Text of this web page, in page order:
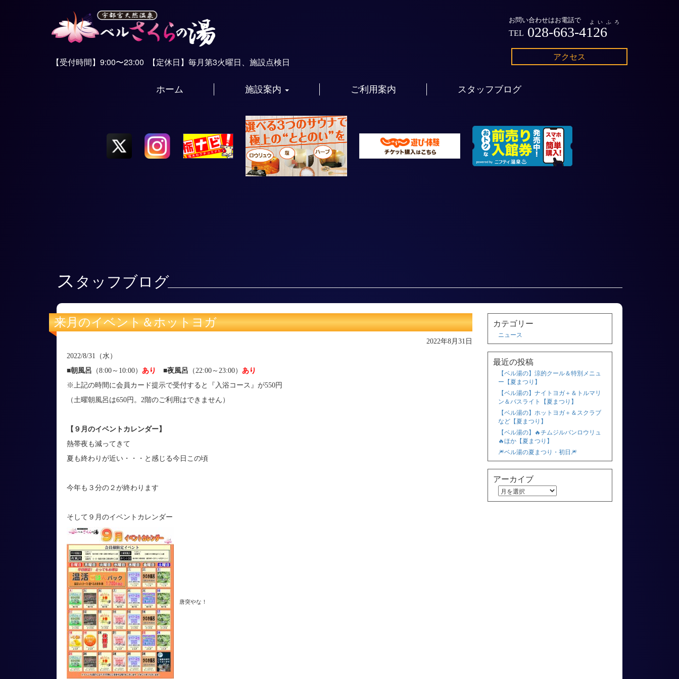
【受付時間】9:00〜23:00 【定休日】毎月第3火曜日、施設点検日 アクセス
お問い合わせはお電話で よいふろ
TEL 028-663-4126
ホーム 施設案内 ご利用案内 スタッフブログ
ス タッフブログ
来月のイベント＆ホットヨガ
2022年8月31日
2022/8/31（水）
■朝風呂 （8:00～10:00） あり ■夜風呂 （22:00～23:00） あり
※上記の時間に会員カード提示で受付すると『入浴コース』が550円
（土曜朝風呂は650円。2階のご利用はできません）
【９月のイベントカレンダー】
熱帯夜も減ってきて
夏も終わりが近い・・・と感じる今日この頃
今年も３分の２が終わります
そして９月のイベントカレンダー
唐突やな！
カテゴリー
ニュース
最近の投稿
【ベル湯の】涼的クール＆特別メニュ
ー【夏まつり】
【ベル湯の】ナイトヨガ＋＆トルマリ
ン＆バスライト【夏まつり】
【ベル湯の】ホットヨガ＋＆スクラブ
など【夏まつり】
【ベル湯の】🔥チムジルバンロウリュ
🔥ほか【夏まつり】
🎆ベル湯の夏まつり・初日🎆
アーカイブ